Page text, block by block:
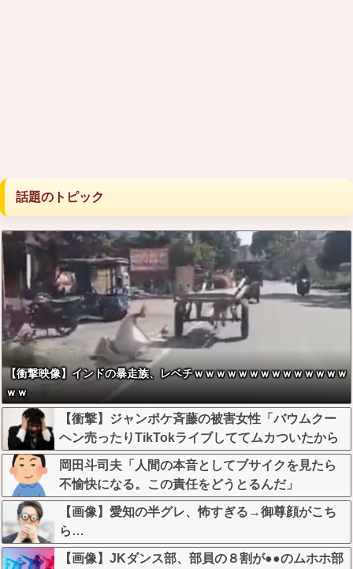
話題のトピック
【衝撃映像】インドの暴走族、レベチｗｗｗｗｗｗｗｗｗｗｗｗｗｗ
ｗｗ
【衝撃】ジャンポケ斉藤の被害女性「バウムクー
ヘン売ったりTikTokライブしててムカついたから
示談しなかった」←コレってさ…
岡田斗司夫「人間の本音としてブサイクを見たら
不愉快になる。この責任をどうとるんだ」
【画像】愛知の半グレ、怖すぎる→御尊顔がこち
ら…
【画像】JKダンス部、部員の８割が●●のムホホ部